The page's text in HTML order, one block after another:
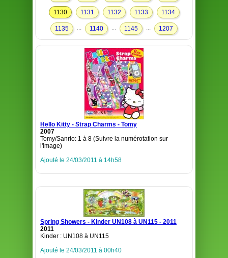
1130 1131 1132 1133 1134
1135 ... 1140 ... 1145 ... 1207
Hello Kitty - Strap Charms - Tomy
2007
Tomy/Sanrio: 1 à 8 (Suivre la numérotation sur
l'image)
Ajouté le 24/03/2011 à 14h58
Spring Showers - Kinder UN108 à UN115 - 2011
2011
Kinder : UN108 à UN115
Ajouté le 24/03/2011 à 00h40